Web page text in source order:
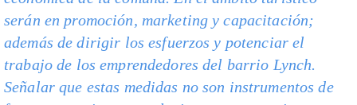
serán en promoción, marketing y capacitación;
además de dirigir los esfuerzos y potenciar el
trabajo de los emprendedores del barrio Lynch.
Señalar que estas medidas no son instrumentos de